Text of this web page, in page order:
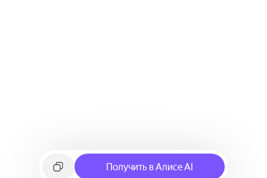
Получить в Алисе AI